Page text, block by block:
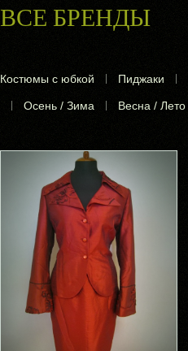
ВСЕ БРЕНДЫ
Костюмы с юбкой Пиджаки
Осень / Зима Весна / Лето